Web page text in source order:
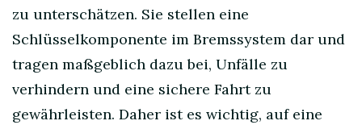
zu unterschätzen. Sie stellen eine
Schlüsselkomponente im Bremssystem dar und
tragen maßgeblich dazu bei, Unfälle zu
verhindern und eine sichere Fahrt zu
gewährleisten. Daher ist es wichtig, auf eine